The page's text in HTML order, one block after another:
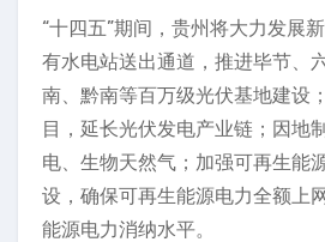
“十四五”期间，贵州将大力发展
有水电站送出通道，推进毕节、
南、黔南等百万级光伏基地建设
目，延长光伏发电产业链；因地
电、生物天然气；加强可再生能
设，确保可再生能源电力全额上
能源电力消纳水平。